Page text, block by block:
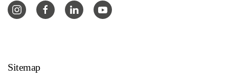
Sitemap